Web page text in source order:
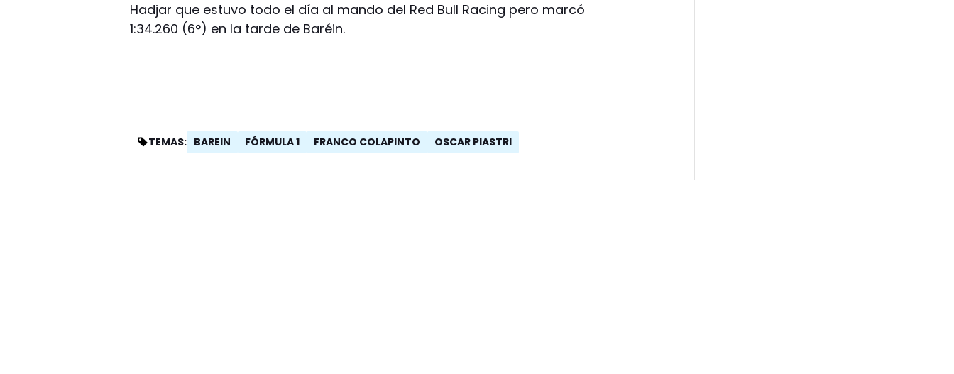
Hadjar que estuvo todo el día al mando del Red Bull Racing pero marcó
1:34.260 (6°) en la tarde de Baréin.
TEMAS: BAREIN FÓRMULA 1 FRANCO COLAPINTO OSCAR PIASTRI